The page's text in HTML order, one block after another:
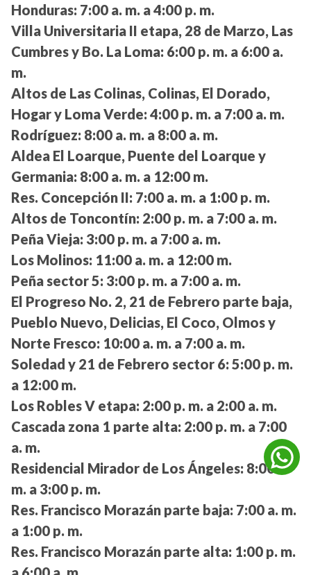
Honduras: 7:00 a. m. a 4:00 p. m.
Villa Universitaria II etapa, 28 de Marzo, Las
Cumbres y Bo. La Loma: 6:00 p. m. a 6:00 a.
m.
Altos de Las Colinas, Colinas, El Dorado,
Hogar y Loma Verde: 4:00 p. m. a 7:00 a. m.
Rodríguez: 8:00 a. m. a 8:00 a. m.
Aldea El Loarque, Puente del Loarque y
Germania: 8:00 a. m. a 12:00 m.
Res. Concepción II: 7:00 a. m. a 1:00 p. m.
Altos de Toncontín: 2:00 p. m. a 7:00 a. m.
Peña Vieja: 3:00 p. m. a 7:00 a. m.
Los Molinos: 11:00 a. m. a 12:00 m.
Peña sector 5: 3:00 p. m. a 7:00 a. m.
El Progreso No. 2, 21 de Febrero parte baja,
Pueblo Nuevo, Delicias, El Coco, Olmos y
Norte Fresco: 10:00 a. m. a 7:00 a. m.
Soledad y 21 de Febrero sector 6: 5:00 p. m.
a 12:00 m.
Los Robles V etapa: 2:00 p. m. a 2:00 a. m.
Cascada zona 1 parte alta: 2:00 p. m. a 7:00
a. m.
Residencial Mirador de Los Ángeles: 8:00 a.
m. a 3:00 p. m.
Res. Francisco Morazán parte baja: 7:00 a. m.
a 1:00 p. m.
Res. Francisco Morazán parte alta: 1:00 p. m.